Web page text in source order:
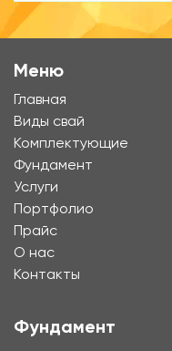
Меню
Главная
Виды свай
Комплектующие
Фундамент
Услуги
Портфолио
Прайс
О нас
Контакты
Фундамент